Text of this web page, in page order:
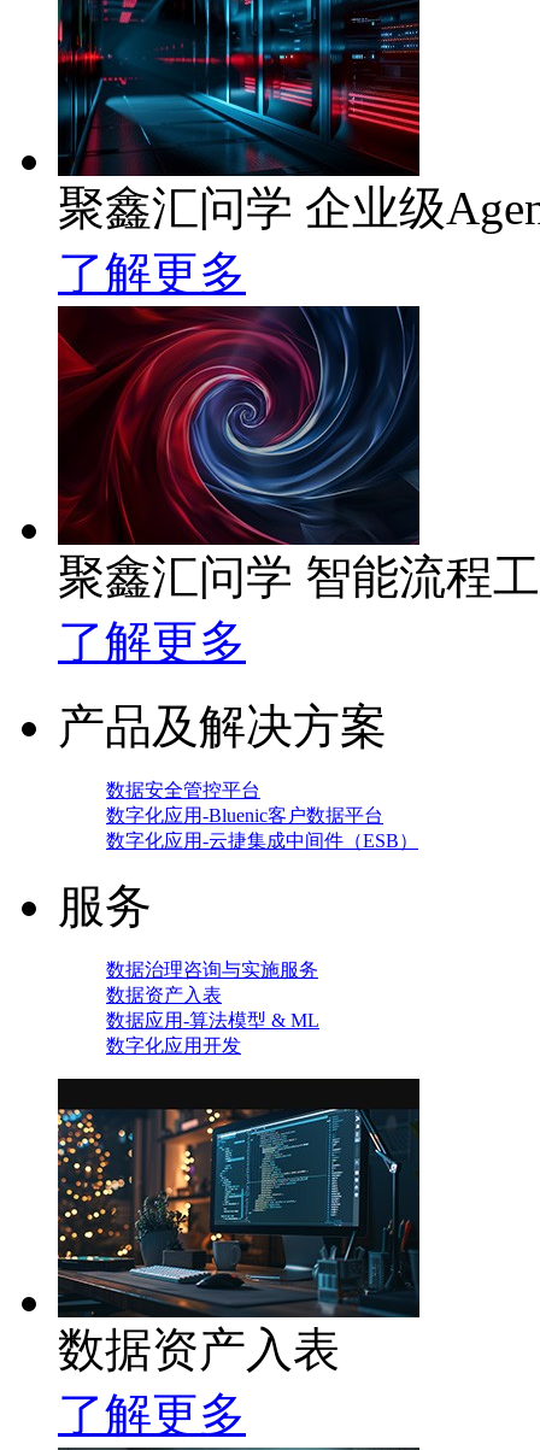
聚鑫汇问学 企业级
了解更多
聚鑫汇问学 智能流程
了解更多
产品及解决方案
数据安全管控平台
数字化应用-Bluenic客户数据平台
数字化应用-云捷集成中间件（ESB）
服务
数据治理咨询与实施服务
数据资产入表
数据应用-算法模型 & ML
数字化应用开发
数据资产入表
了解更多